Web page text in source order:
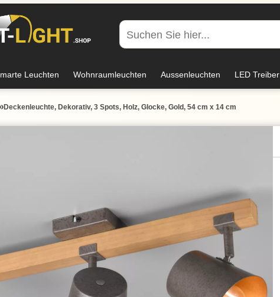
Leuchten Wohnraumleuchten Aussenleuchten LED Treiber
Deckenleuchte, Dekorativ, 3 Spots, Holz, Glocke, Gold, 54 cm x 14 cm